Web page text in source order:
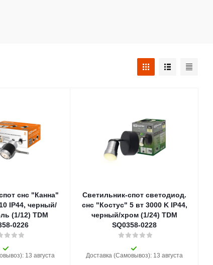
снс "Канна"
IP44, черный/
(1/12) TDM
0226
13 августа
Светильник-спот светодиод.
снс "Костус" 5 вт 3000 K IP44,
черный/хром (1/24) TDM
SQ0358-0228
Доставка (Самовывоз): 13 августа